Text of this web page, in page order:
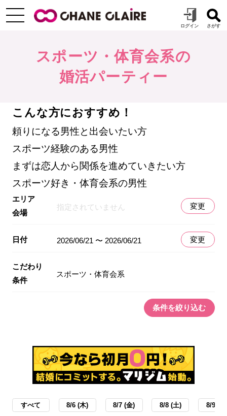
スポーツ・体育会系の
婚活パーティー
こんな方におすすめ！
頼りになる男性と出会いたい方
スポーツ経験のある男性
まずは恋人から関係を進めていきたい方
スポーツ好き・体育会系の男性
エリア
会場
指定されていません 変更
日付 2026/06/21 〜 2026/06/21 変更
こだわり
条件
スポーツ・体育会系
条件を絞り込む
すべて 8/6 (木) 8/7 (金) 8/8 (土) 8/9 (日